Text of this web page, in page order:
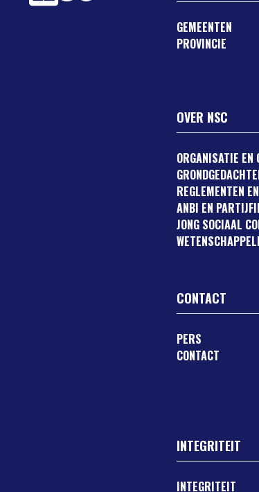
GEMEENTEN
PROVINCIE
OVER NSC
ORGANISATIE EN
REGLEMENTEN
ANBI EN
JONG SOCIAAL
CONTACT
PERS
CONTACT
INTEGRITEIT
INTEGRITEIT